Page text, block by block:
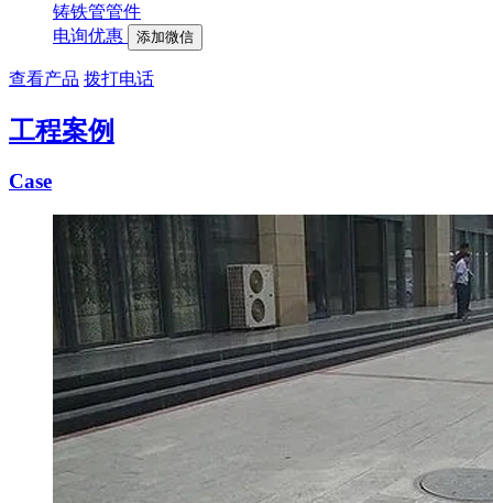
铸铁管管件
电询优惠
添加微信
查看产品 拨打电话
工程案例
Case